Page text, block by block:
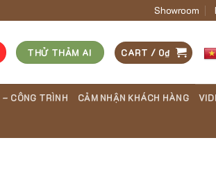
Showroom
THỬ THẢM AI CART / 0₫
CÔNG TRÌNH CẢM NHẬN KHÁCH HÀNG